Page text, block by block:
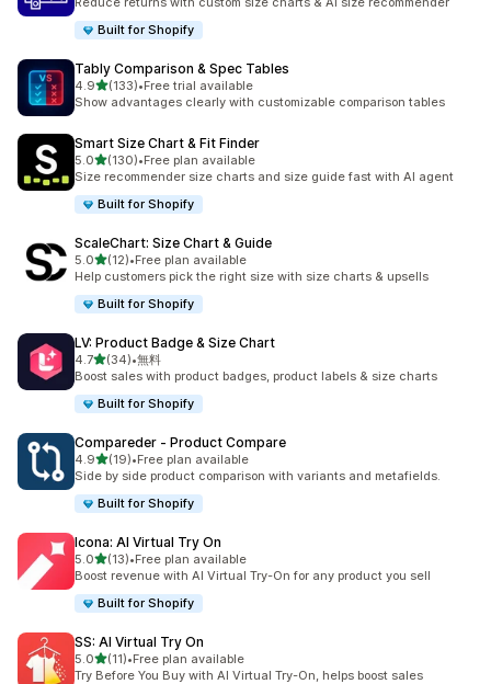
Built for Shopify
Tably Comparison & Spec Tables
4.95つ星中
(133)
合計レビュー数：133件
•Free trial available
Show advantages clearly with customizable comparison tables
Smart Size Chart & Fit Finder
5.05つ星中
(130)
合計レビュー数：130件
•Free plan available
Size recommender size charts and size guide fast with AI agent
Built for Shopify
ScaleChart: Size Chart & Guide
5.05つ星中
(12)
合計レビュー数：12件
•Free plan available
Help customers pick the right size with size charts & upsells
Built for Shopify
LV: Product Badge & Size Chart
4.75つ星中
(34)
合計レビュー数：34件
•無料
Boost sales with product badges, product labels & size charts
Built for Shopify
Compareder ‑ Product Compare
4.95つ星中
(19)
合計レビュー数：19件
•Free plan available
Side by side product comparison with variants and metafields.
Built for Shopify
Icona: AI Virtual Try On
5.05つ星中
(13)
合計レビュー数：13件
•Free plan available
Boost revenue with AI Virtual Try-On for any product you sell
Built for Shopify
SS: AI Virtual Try On
5.05つ星中
(11)
合計レビュー数：11件
•Free plan available
Try Before You Buy with AI Virtual Try-On, helps boost sales